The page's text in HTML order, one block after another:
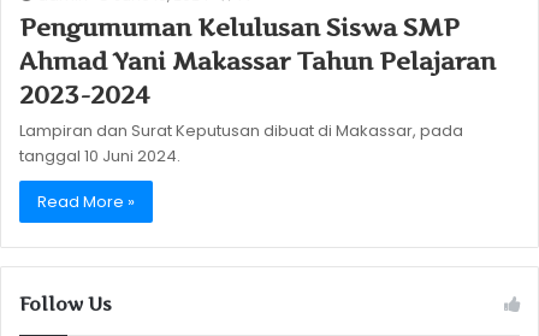
Pengumuman Kelulusan Siswa SMP
Ahmad Yani Makassar Tahun Pelajaran
2023-2024
Lampiran dan Surat Keputusan dibuat di Makassar, pada
tanggal 10 Juni 2024.
Read More »
Follow Us